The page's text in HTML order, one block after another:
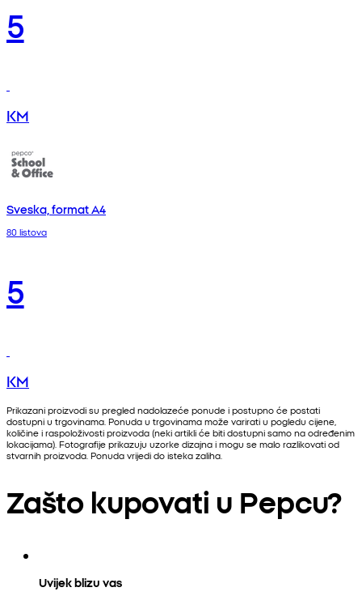
5
KM
Sveska, format A4
80 listova
5
KM
Prikazani proizvodi su pregled nadolazeće ponude i postupno će postati
dostupni u trgovinama. Ponuda u trgovinama može varirati u pogledu cijene,
količine i raspoloživosti proizvoda (neki artikli će biti dostupni samo na određenim
lokacijama). Fotografije prikazuju uzorke dizajna i mogu se malo razlikovati od
stvarnih proizvoda. Ponuda vrijedi do isteka zaliha.
Zašto kupovati u Pepcu?
Uvijek blizu vas